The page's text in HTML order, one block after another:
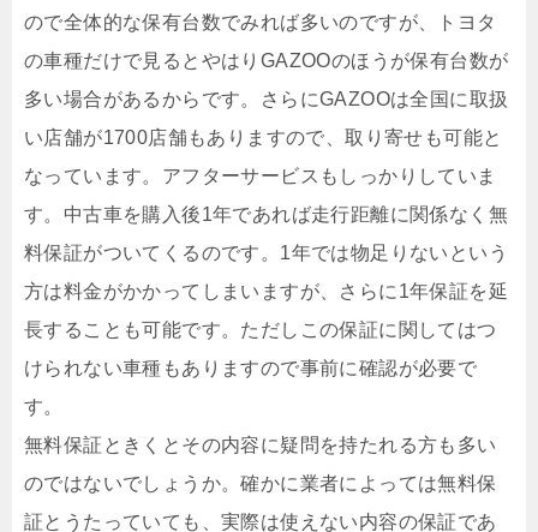
ので全体的な保有台数でみれば多いのですが、トヨタ
の車種だけで見るとやはりGAZOOのほうが保有台数が
多い場合があるからです。さらにGAZOOは全国に取扱
い店舗が1700店舗もありますので、取り寄せも可能と
なっています。アフターサービスもしっかりしていま
す。中古車を購入後1年であれば走行距離に関係なく無
料保証がついてくるのです。1年では物足りないという
方は料金がかかってしまいますが、さらに1年保証を延
長することも可能です。ただしこの保証に関してはつ
けられない車種もありますので事前に確認が必要で
す。
無料保証ときくとその内容に疑問を持たれる方も多い
のではないでしょうか。確かに業者によっては無料保
証とうたっていても、実際は使えない内容の保証であ